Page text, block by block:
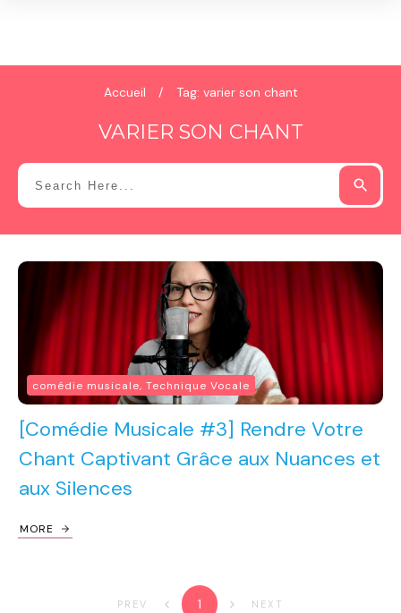
Accueil / Tag: varier son chant
VARIER SON CHANT
comédie musicale, Technique Vocale
[Comédie Musicale #3] Rendre Votre
Chant Captivant Grâce aux Nuances et
aux Silences
MORE
PREV 1 NEXT